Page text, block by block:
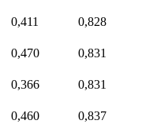
0,411 0,828
0,470 0,831
0,366 0,831
0,460 0,837